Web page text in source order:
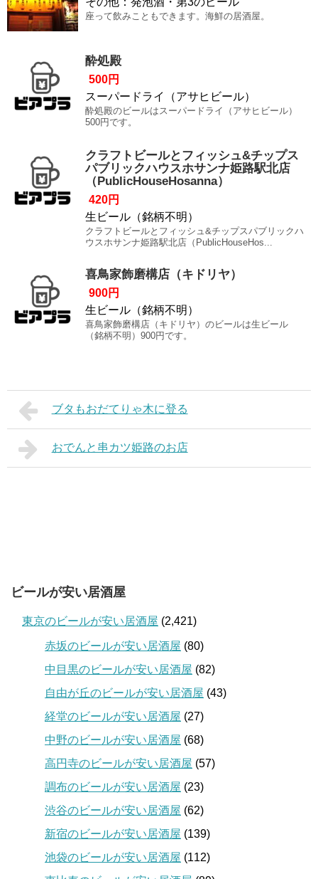
座って飲みこともできます。海鮮の居酒屋。
酔処殿
500円
スーパードライ（アサヒビール）
酔処殿のビールはスーパードライ（アサヒビール）
500円です。
クラフトビールとフィッシュ&チップス
パブリックハウスホサンナ姫路駅北店
（PublicHouseHosanna）
420円
生ビール（銘柄不明）
クラフトビールとフィッシュ&チップスパブリックハ
ウスホサンナ姫路駅北店（PublicHouseHos...
喜鳥家飾磨構店（キドリヤ）
900円
生ビール（銘柄不明）
喜鳥家飾磨構店（キドリヤ）のビールは生ビール
（銘柄不明）900円です。
ブタもおだてりゃ木に登る
おでんと串カツ姫路のお店
ビールが安い居酒屋
東京のビールが安い居酒屋 (2,421)
赤坂のビールが安い居酒屋 (80)
中目黒のビールが安い居酒屋 (82)
自由が丘のビールが安い居酒屋 (43)
経堂のビールが安い居酒屋 (27)
中野のビールが安い居酒屋 (68)
高円寺のビールが安い居酒屋 (57)
調布のビールが安い居酒屋 (23)
渋谷のビールが安い居酒屋 (62)
新宿のビールが安い居酒屋 (139)
池袋のビールが安い居酒屋 (112)